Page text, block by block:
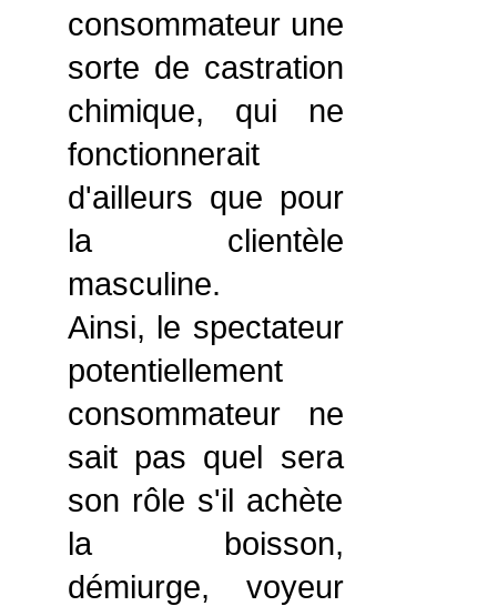
consommateur une
sorte de castration
chimique, qui ne
fonctionnerait
d'ailleurs que pour
la clientèle
masculine.
Ainsi, le spectateur
potentiellement
consommateur ne
sait pas quel sera
son rôle s'il achète
la boisson,
démiurge, voyeur